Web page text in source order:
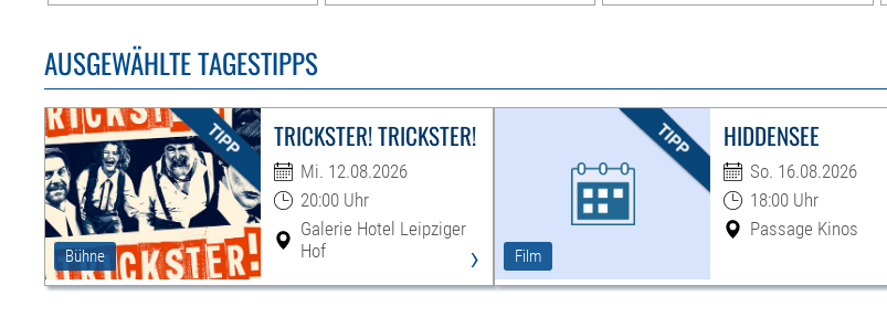
AUSGEWÄHLTE TAGESTIPPS
Bühne
TRICKSTER! TRICKSTER!
Mi. 12.08.2026
20:00 Uhr
Galerie Hotel Leipziger
Hof
› Film
HIDDENSEE
So. 16.08.2026
18:00 Uhr
Passage Kinos